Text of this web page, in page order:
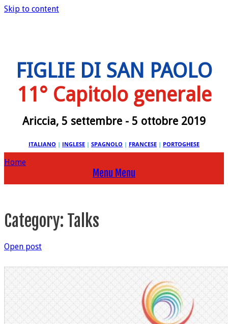
Skip to content
FIGLIE DI SAN PAOLO
11° Capitolo generale
Ariccia, 5 settembre - 5 ottobre 2019
ITALIANO | INGLESE | SPAGNOLO | FRANCESE | PORTOGHESE
Home
Menu Menu
Category: Talks
Open post